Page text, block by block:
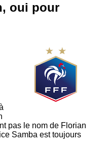
oui pour
pas le nom de Florian
Samba est toujours